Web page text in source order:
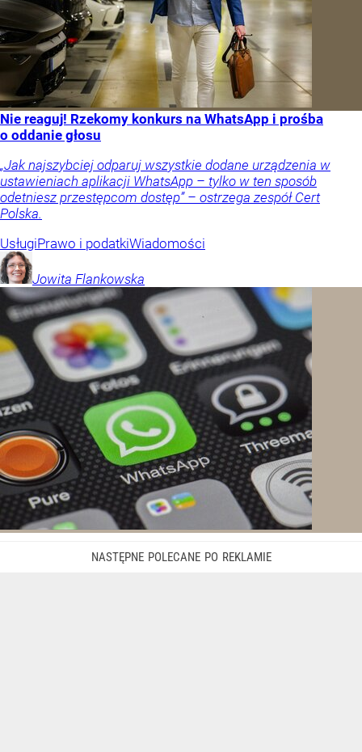
Nie reaguj! Rzekomy konkurs na WhatsApp i prośba
o oddanie głosu
„Jak najszybciej odparuj wszystkie dodane urządzenia w
ustawieniach aplikacji WhatsApp – tylko w ten sposób
odetniesz przestępcom dostęp” – ostrzega zespół Cert
Polska.
UsługiPrawo i podatkiWiadomości
Jowita Flankowska